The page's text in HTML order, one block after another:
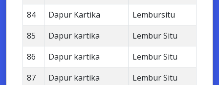
84
Dapur Kartika
Lembursitu
85
Dapur kartika
Lembur Situ
86
Dapur kartika
Lembur Situ
87
Dapur kartika
Lembur Situ